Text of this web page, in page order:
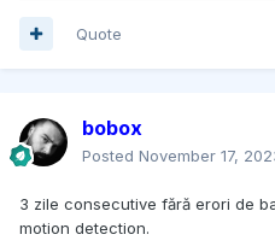
Quote
bobox
Posted November 17,
3 zile consecutive fără erori de
motion detection.